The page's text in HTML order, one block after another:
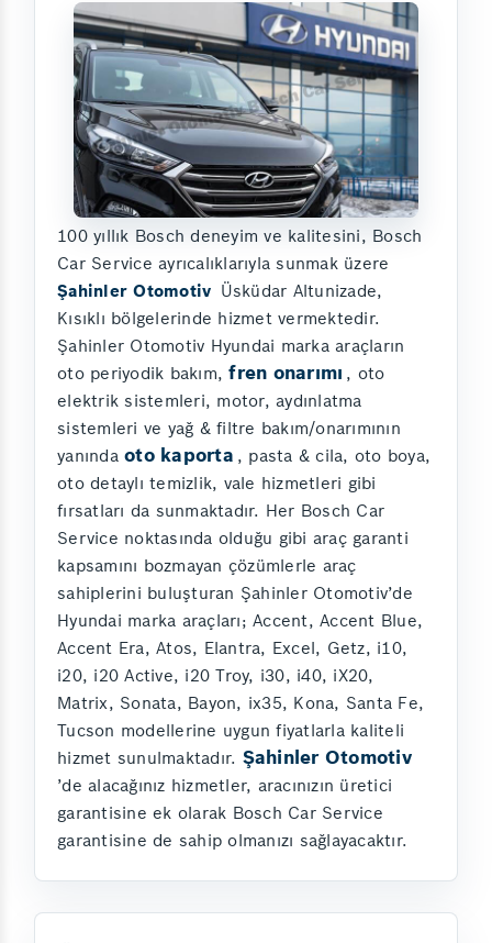
100 yıllık Bosch deneyim ve kalitesini, Bosch
Car Service ayrıcalıklarıyla sunmak üzere
Şahinler Otomotiv Üsküdar Altunizade,
Kısıklı bölgelerinde hizmet vermektedir.
Şahinler Otomotiv Hyundai marka araçların
oto periyodik bakım,fren onarımı , oto
elektrik sistemleri, motor, aydınlatma
sistemleri ve yağ & filtre bakım/onarımının
yanında oto kaporta , pasta & cila, oto boya,
oto detaylı temizlik, vale hizmetleri gibi
fırsatları da sunmaktadır. Her Bosch Car
Service noktasında olduğu gibi araç garanti
kapsamını bozmayan çözümlerle araç
sahiplerini buluşturan Şahinler Otomotiv’de
Hyundai marka araçları; Accent, Accent Blue,
Accent Era, Atos, Elantra, Excel, Getz, i10,
i20, i20 Active, i20 Troy, i30, i40, iX20,
Matrix, Sonata, Bayon, ix35, Kona, Santa Fe,
Tucson modellerine uygun fiyatlarla kaliteli
hizmet sunulmaktadır. Şahinler Otomotiv
’de alacağınız hizmetler, aracınızın üretici
garantisine ek olarak Bosch Car Service
garantisine de sahip olmanızı sağlayacaktır.